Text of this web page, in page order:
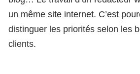
un même site internet. C’est
distinguer les priorités selon les
clients.